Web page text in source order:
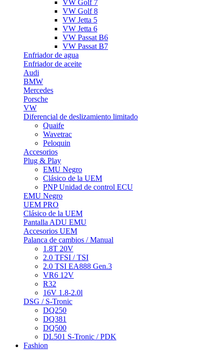
VW Golf 7
VW Golf 8
VW Jetta 5
VW Jetta 6
VW Passat B6
VW Passat B7
Enfriador de agua
Enfriador de aceite
Audi
BMW
Mercedes
Porsche
VW
Diferencial de deslizamiento limitado
Quaife
Wavetrac
Peloquin
Accesorios
Plug & Play
EMU Negro
Clásico de la UEM
PNP Unidad de control ECU
EMU Negro
UEM PRO
Clásico de la UEM
Pantalla ADU EMU
Accesorios UEM
Palanca de cambios / Manual
1.8T 20V
2.0 TFSI / TSI
2.0 TSI EA888 Gen.3
VR6 12V
R32
16V 1.8-2.0l
DSG / S-Tronic
DQ250
DQ381
DQ500
DL501 S-Tronic / PDK
Fashion